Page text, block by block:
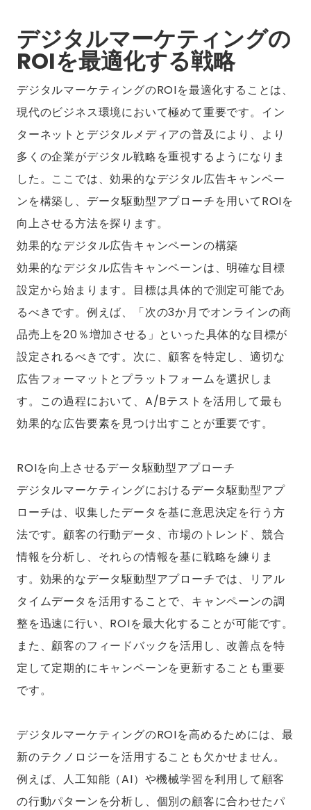
デジタルマーケティングの
ROIを最適化する戦略
デジタルマーケティングのROIを最適化することは、
現代のビジネス環境において極めて重要です。イン
ターネットとデジタルメディアの普及により、より
多くの企業がデジタル戦略を重視するようになりま
した。ここでは、効果的なデジタル広告キャンペー
ンを構築し、データ駆動型アプローチを用いてROIを
向上させる方法を探ります。
効果的なデジタル広告キャンペーンの構築
効果的なデジタル広告キャンペーンは、明確な目標
設定から始まります。目標は具体的で測定可能であ
るべきです。例えば、「次の3か月でオンラインの商
品売上を20％増加させる」といった具体的な目標が
設定されるべきです。次に、顧客を特定し、適切な
広告フォーマットとプラットフォームを選択しま
す。この過程において、A/Bテストを活用して最も
効果的な広告要素を見つけ出すことが重要です。
ROIを向上させるデータ駆動型アプローチ
デジタルマーケティングにおけるデータ駆動型アプ
ローチは、収集したデータを基に意思決定を行う方
法です。顧客の行動データ、市場のトレンド、競合
情報を分析し、それらの情報を基に戦略を練りま
す。効果的なデータ駆動型アプローチでは、リアル
タイムデータを活用することで、キャンペーンの調
整を迅速に行い、ROIを最大化することが可能です。
また、顧客のフィードバックを活用し、改善点を特
定して定期的にキャンペーンを更新することも重要
です。
デジタルマーケティングのROIを高めるためには、最
新のテクノロジーを活用することも欠かせません。
例えば、人工知能（AI）や機械学習を利用して顧客
の行動パターンを分析し、個別の顧客に合わせたパ